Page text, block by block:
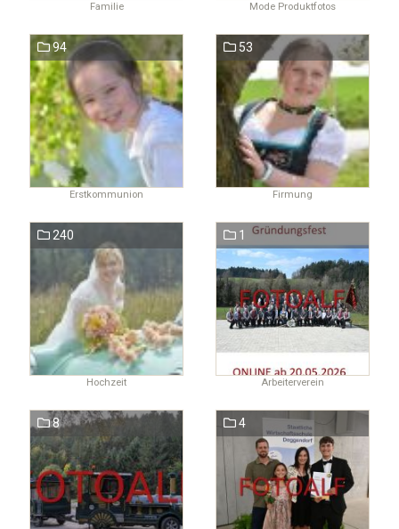
Familie Mode Produktfotos
94
Erstkommunion
53
Firmung
240
Hochzeit
1
Arbeiterverein
8 4